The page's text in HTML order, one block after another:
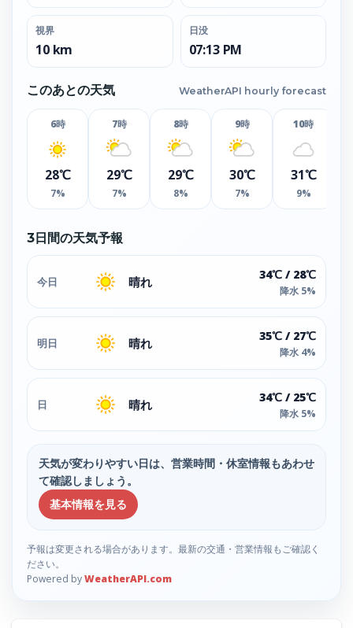
視界
10 km
日没
07:13 PM
このあとの天気 WeatherAPI hourly forecast
6時
28℃
7%
7時
29℃
7%
8時
29℃
8%
9時
30℃
7%
10時
31℃
9%
3日間の天気予報
今日 晴れ 34℃ / 28℃
降水 5%
明日 晴れ 35℃ / 27℃
降水 4%
日 晴れ 34℃ / 25℃
降水 5%
天気が変わりやすい日は、営業時間・休室情報もあわせ
て確認しましょう。
基本情報を見る
予報は変更される場合があります。最新の交通・営業情報もご確認く
ださい。
Powered byWeatherAPI.com